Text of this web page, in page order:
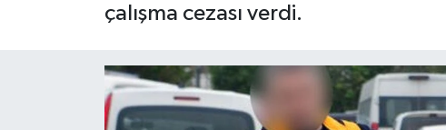
çalışma cezası verdi.